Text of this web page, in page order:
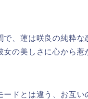
で、蓮は咲良の純粋な
女の美しさに心から惹
ードとは違う、お互い